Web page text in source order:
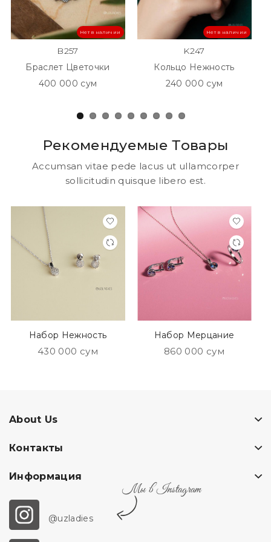
Нет в наличии
B257
Браслет Цветочки
400 000 сум
Нет в наличии
K247
Кольцо Нежность
240 000 сум
Рекомендуемые Товары
Accumsan vitae pede lacus ut ullamcorper
sollicitudin quisque libero est.
Набор Нежность
430 000 сум
Набор Мерцание
860 000 сум
About Us
Контакты
Информация
@uzladies
Мы в Instagram